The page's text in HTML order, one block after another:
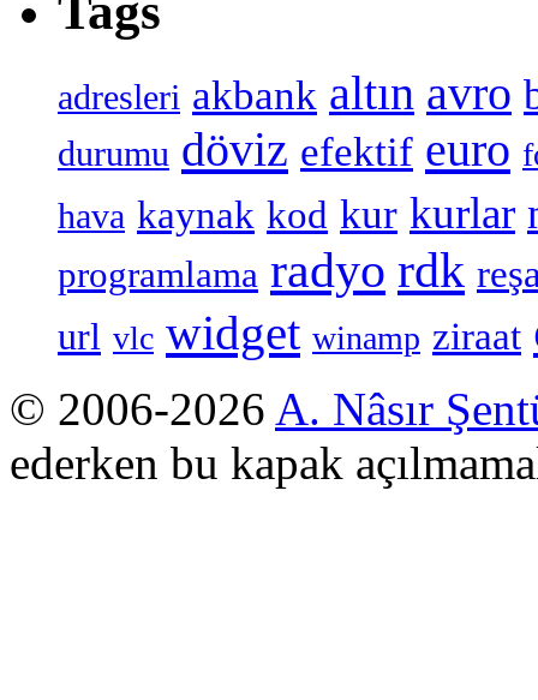
adresleri akbank altın avro
durumu döviz efektif euro
hava kaynak kod kur kurlar
programlama radyo rdk
url vlc widget winamp ziraat
© 2006-2026 A. Nâsır
ederken bu kapak